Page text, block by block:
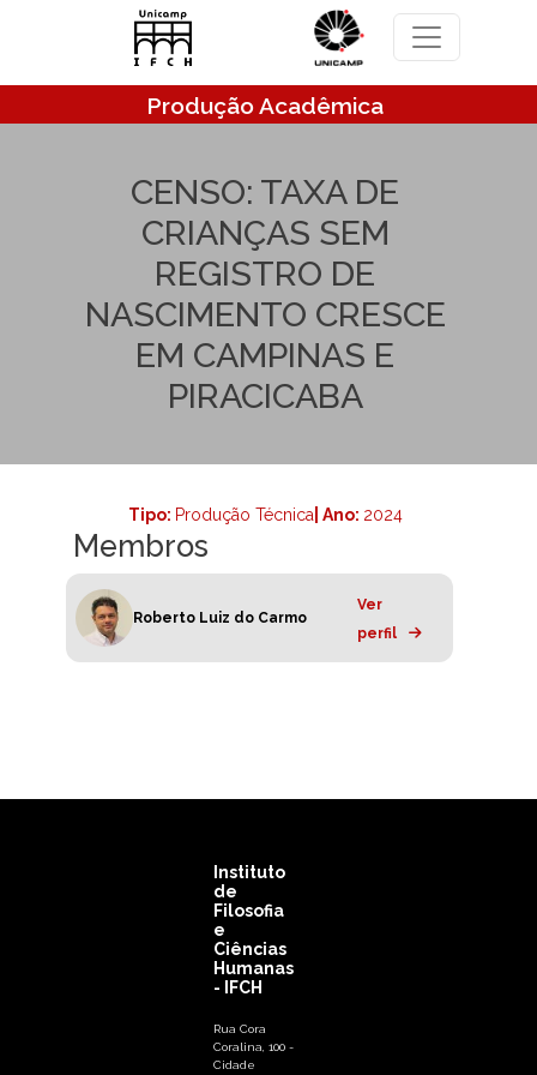
Pular para o conteúdo principal
Produção Acadêmica
CENSO: TAXA DE
CRIANÇAS SEM
REGISTRO DE
NASCIMENTO CRESCE
EM CAMPINAS E
PIRACICABA
Tipo: Produção Técnica | Ano: 2024
Membros
Roberto Luiz do Carmo
Ver
perfil
Instituto
de
Filosofia
e
Ciências
Humanas
- IFCH
Rua Cora
Coralina, 100 -
Cidade